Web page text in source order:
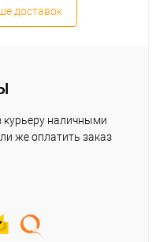
доставок
курьеру наличными
же оплатить заказ